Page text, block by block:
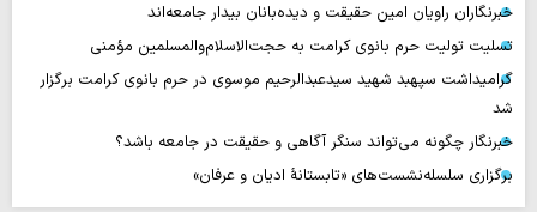
خبرنگاران راویان امین حقیقت و دیده‌بانان بیدار جامعه‌اند
تسلیت تولیت حرم بانوی کرامت به حجت‌الاسلام‌والمسلمین مؤمنی
گرامیداشت سپهبد شهید سیدعبدالرحیم موسوی در حرم بانوی کرامت برگزار
شد
خبرنگار چگونه می‌تواند سنگر آگاهی و حقیقت در جامعه باشد؟
برگزاری سلسله‌نشست‌های «تابستانهٔ ادیان و عرفان»